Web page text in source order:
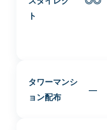
ト
タワーマンシ
ョン配布
—